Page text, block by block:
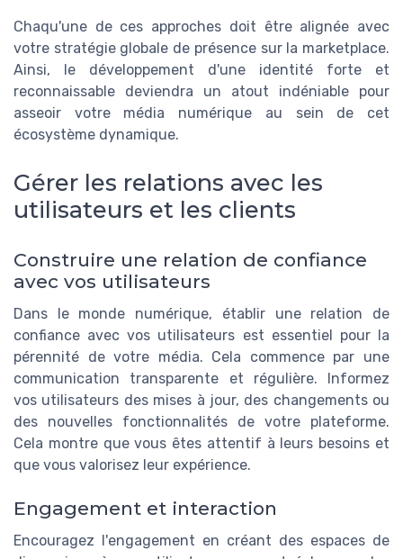
Chaqu'une de ces approches doit être alignée avec
votre stratégie globale de présence sur la marketplace.
Ainsi, le développement d'une identité forte et
reconnaissable deviendra un atout indéniable pour
asseoir votre média numérique au sein de cet
écosystème dynamique.
Gérer les relations avec les
utilisateurs et les clients
Construire une relation de confiance
avec vos utilisateurs
Dans le monde numérique, établir une relation de
confiance avec vos utilisateurs est essentiel pour la
pérennité de votre média. Cela commence par une
communication transparente et régulière. Informez
vos utilisateurs des mises à jour, des changements ou
des nouvelles fonctionnalités de votre plateforme.
Cela montre que vous êtes attentif à leurs besoins et
que vous valorisez leur expérience.
Engagement et interaction
Encouragez l'engagement en créant des espaces de